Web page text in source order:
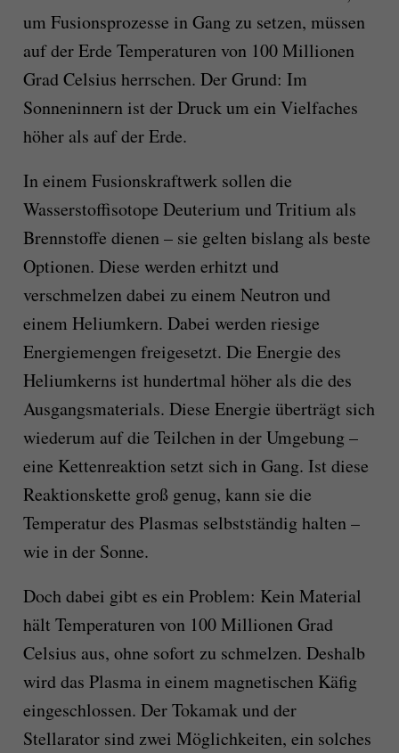
um Fusionsprozesse in Gang zu setzen, müssen
auf der Erde Temperaturen von 100 Millionen
Grad Celsius herrschen. Der Grund: Im
Sonneninnern ist der Druck um ein Vielfaches
höher als auf der Erde.
In einem Fusionskraftwerk sollen die
Wasserstoffisotope Deuterium und Tritium als
Brennstoffe dienen – sie gelten bislang als beste
Optionen. Diese werden erhitzt und
verschmelzen dabei zu einem Neutron und
einem Heliumkern. Dabei werden riesige
Energiemengen freigesetzt. Die Energie des
Heliumkerns ist hundertmal höher als die des
Ausgangsmaterials. Diese Energie überträgt sich
wiederum auf die Teilchen in der Umgebung –
eine Kettenreaktion setzt sich in Gang. Ist diese
Reaktionskette groß genug, kann sie die
Temperatur des Plasmas selbstständig halten –
wie in der Sonne.
Doch dabei gibt es ein Problem: Kein Material
hält Temperaturen von 100 Millionen Grad
Celsius aus, ohne sofort zu schmelzen. Deshalb
wird das Plasma in einem magnetischen Käfig
eingeschlossen. Der Tokamak und der
Stellarator sind zwei Möglichkeiten, ein solches